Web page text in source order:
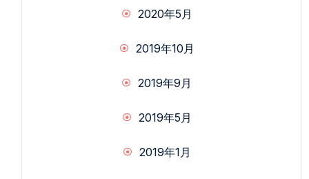
2020年5月
2019年10月
2019年9月
2019年5月
2019年1月